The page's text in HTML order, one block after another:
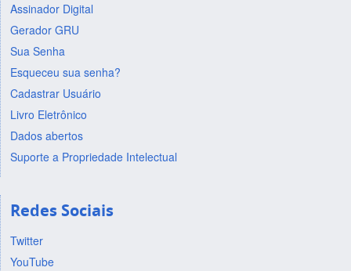
Assinador Digital
Gerador GRU
Sua Senha
Esqueceu sua senha?
Cadastrar Usuário
Livro Eletrônico
Dados abertos
Suporte a Propriedade Intelectual
Redes Sociais
Twitter
YouTube